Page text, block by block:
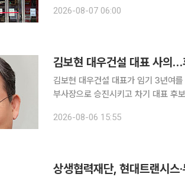
PB 상품과 함께 일반 상품 납품도 순
2026-08-07 06:00
김보현 대우건설 대표 사의
김보현 대우건설 대표가 임기 3년여
부사장으로 승진시키고 차기 대표 후보로 추천하
로 재선임돼 3년의 임기를 새로 부여
2026-08-06 15:55
상생협력재단, 현대트랜시스